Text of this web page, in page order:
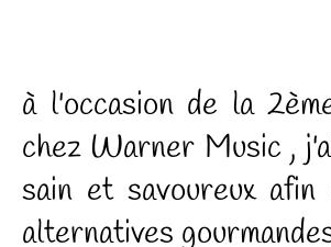
à l'occasion de la
chez Warner Music ,
sain et savoureux
alternatives